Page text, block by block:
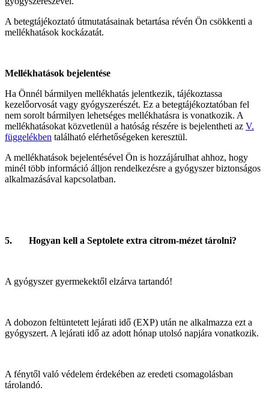
A betegtájékoztató útmutatásainak betartása révén Ön csökkenti a
mellékhatások kockázatát.
Mellékhatások bejelentése
Ha Önnél bármilyen mellékhatás jelentkezik, tájékoztassa
kezelőorvosát vagy gyógyszerészét. Ez a betegtájékoztatóban fel
nem sorolt bármilyen lehetséges mellékhatásra is vonatkozik. A
mellékhatásokat közvetlenül a hatóság részére is bejelentheti az V.
függelékben található elérhetőségeken keresztül.
A mellékhatások bejelentésével Ön is hozzájárulhat ahhoz, hogy
minél több információ álljon rendelkezésre a gyógyszer biztonságos
alkalmazásával kapcsolatban.
5. Hogyan kell a Septolete extra citrom-mézet tárolni?
A gyógyszer gyermekektől elzárva tartandó!
A dobozon feltüntetett lejárati idő (EXP) után ne alkalmazza ezt a
gyógyszert. A lejárati idő az adott hónap utolsó napjára vonatkozik.
A fénytől való védelem érdekében az eredeti csomagolásban
tárolandó.